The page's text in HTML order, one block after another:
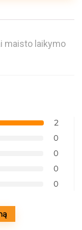
maisto laikymo
2
0
0
0
0